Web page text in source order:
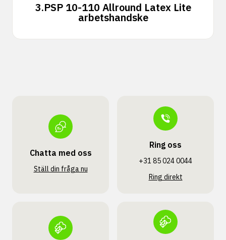
3.PSP 10-110 Allround Latex Lite
arbetshandske
Chatta med oss
Ställ din fråga nu
Ring oss
+31 85 024 0044
Ring direkt